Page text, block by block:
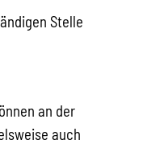
Stelle
an der
auch